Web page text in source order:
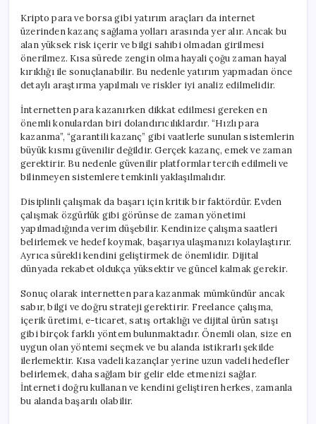
Kripto para ve borsa gibi yatırım araçları da internet
üzerinden kazanç sağlama yolları arasında yer alır. Ancak bu
alan yüksek risk içerir ve bilgi sahibi olmadan girilmesi
önerilmez. Kısa sürede zengin olma hayali çoğu zaman hayal
kırıklığı ile sonuçlanabilir. Bu nedenle yatırım yapmadan önce
detaylı araştırma yapılmalı ve riskler iyi analiz edilmelidir.
İnternetten para kazanırken dikkat edilmesi gereken en
önemli konulardan biri dolandırıcılıklardır. “Hızlı para
kazanma”, “garantili kazanç” gibi vaatlerle sunulan sistemlerin
büyük kısmı güvenilir değildir. Gerçek kazanç, emek ve zaman
gerektirir. Bu nedenle güvenilir platformlar tercih edilmeli ve
bilinmeyen sistemlere temkinli yaklaşılmalıdır.
Disiplinli çalışmak da başarı için kritik bir faktördür. Evden
çalışmak özgürlük gibi görünse de zaman yönetimi
yapılmadığında verim düşebilir. Kendinize çalışma saatleri
belirlemek ve hedef koymak, başarıya ulaşmanızı kolaylaştırır.
Ayrıca sürekli kendini geliştirmek de önemlidir. Dijital
dünyada rekabet oldukça yüksektir ve güncel kalmak gerekir.
Sonuç olarak internetten para kazanmak mümkündür ancak
sabır, bilgi ve doğru strateji gerektirir. Freelance çalışma,
içerik üretimi, e-ticaret, satış ortaklığı ve dijital ürün satışı
gibi birçok farklı yöntem bulunmaktadır. Önemli olan, size en
uygun olan yöntemi seçmek ve bu alanda istikrarlı şekilde
ilerlemektir. Kısa vadeli kazançlar yerine uzun vadeli hedefler
belirlemek, daha sağlam bir gelir elde etmenizi sağlar.
İnterneti doğru kullanan ve kendini geliştiren herkes, zamanla
bu alanda başarılı olabilir.